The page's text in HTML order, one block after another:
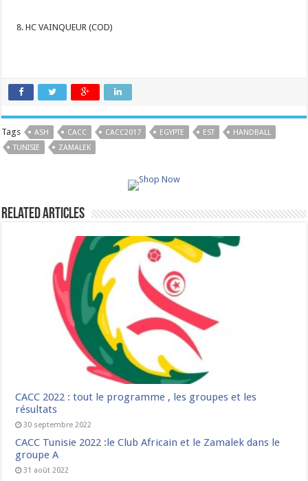
HC VAINQUEUR (COD)
Tags ASH CACC CACC2017 EGYPTE EST
HANDBALL
TUNISIE
ZAMALEK
Related Articles
CACC 2022 : tout le programme , les groupes et les
résultats
30 septembre 2022
CACC Tunisie 2022 :le Club Africain et le Zamalek dans le
groupe A
31 août 2022